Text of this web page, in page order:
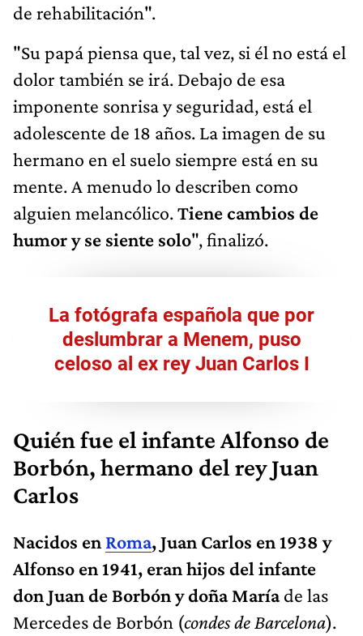
de rehabilitación".
"Su papá piensa que, tal vez, si él no está el
dolor también se irá. Debajo de esa
imponente sonrisa y seguridad, está el
adolescente de 18 años. La imagen de su
hermano en el suelo siempre está en su
mente. A menudo lo describen como
alguien melancólico.Tiene cambios de
humor y se siente solo", finalizó.
La fotógrafa española que por
deslumbrar a Menem, puso
celoso al ex rey Juan Carlos I
Quién fue el infante Alfonso de
Borbón, hermano del rey Juan
Carlos
Nacidos en Roma, Juan Carlos en 1938 y
Alfonso en 1941, eran hijos del infante
don Juan de Borbón y doña Maríade las
Mercedes de Borbón (condes de Barcelona).